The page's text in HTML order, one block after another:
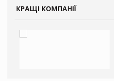
КРАЩІ КОМПАНІЇ